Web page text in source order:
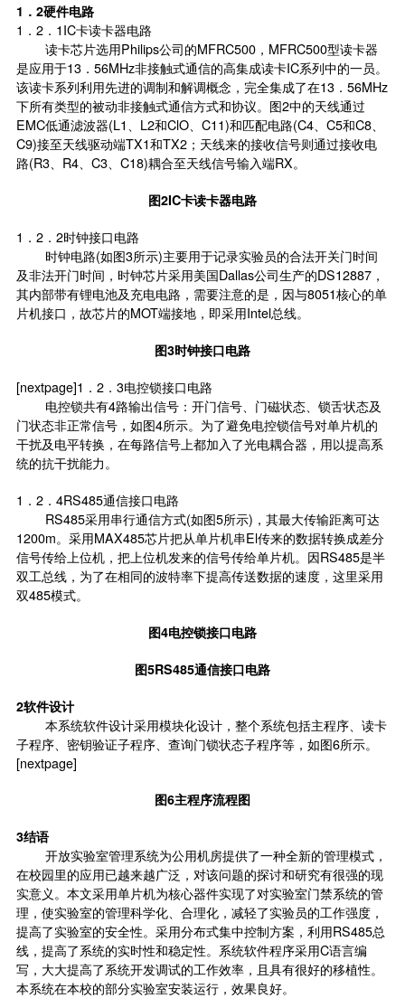
1．2硬件电路
1．2．1IC卡读卡器电路
读卡芯片选用Philips公司的MFRC500，MFRC500型读卡器
是应用于13．56MHz非接触式通信的高集成读卡IC系列中的一员。
该读卡系列利用先进的调制和解调概念，完全集成了在13．56MHz
下所有类型的被动非接触式通信方式和协议。图2中的天线通过
EMC低通滤波器(L1、L2和ClO、C11)和匹配电路(C4、C5和C8、
C9)接至天线驱动端TX1和TX2；天线来的接收信号则通过接收电
路(R3、R4、C3、C18)耦合至天线信号输入端RX。
图2IC卡读卡器电路
1．2．2时钟接口电路
时钟电路(如图3所示)主要用于记录实验员的合法开关门时间
及非法开门时间，时钟芯片采用美国Dallas公司生产的DS12887，
其内部带有锂电池及充电电路，需要注意的是，因与8051核心的单
片机接口，故芯片的MOT端接地，即采用Intel总线。
图3时钟接口电路
[nextpage]1．2．3电控锁接口电路
电控锁共有4路输出信号：开门信号、门磁状态、锁舌状态及
门状态非正常信号，如图4所示。为了避免电控锁信号对单片机的
干扰及电平转换，在每路信号上都加入了光电耦合器，用以提高系
统的抗干扰能力。
1．2．4RS485通信接口电路
RS485采用串行通信方式(如图5所示)，其最大传输距离可达
1200m。采用MAX485芯片把从单片机串El传来的数据转换成差分
信号传给上位机，把上位机发来的信号传给单片机。因RS485是半
双工总线，为了在相同的波特率下提高传送数据的速度，这里采用
双485模式。
图4电控锁接口电路
图5RS485通信接口电路
2软件设计
本系统软件设计采用模块化设计，整个系统包括主程序、读卡
子程序、密钥验证子程序、查询门锁状态子程序等，如图6所示。
[nextpage]
图6主程序流程图
3结语
开放实验室管理系统为公用机房提供了一种全新的管理模式，
在校园里的应用已越来越广泛，对该问题的探讨和研究有很强的现
实意义。本文采用单片机为核心器件实现了对实验室门禁系统的管
理，使实验室的管理科学化、合理化，减轻了实验员的工作强度，
提高了实验室的安全性。采用分布式集中控制方案，利用RS485总
线，提高了系统的实时性和稳定性。系统软件程序采用C语言编
写，大大提高了系统开发调试的工作效率，且具有很好的移植性。
本系统在本校的部分实验室安装运行，效果良好。